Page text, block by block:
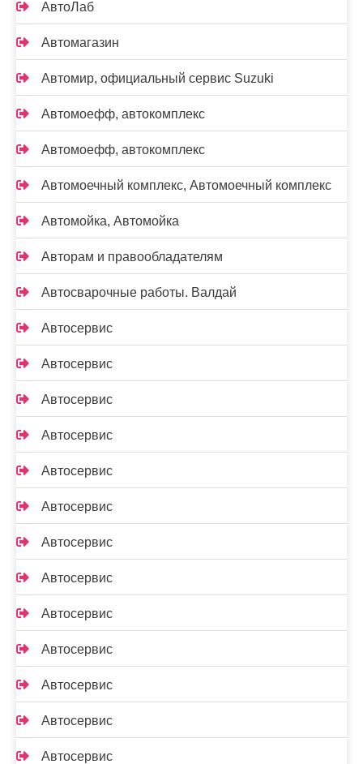
АвтоЛаб
Автомагазин
Автомир, официальный сервис Suzuki
Автомоефф, автокомплекс
Автомоефф, автокомплекс
Автомоечный комплекс, Автомоечный комплекс
Автомойка, Автомойка
Авторам и правообладателям
Автосварочные работы. Валдай
Автосервис
Автосервис
Автосервис
Автосервис
Автосервис
Автосервис
Автосервис
Автосервис
Автосервис
Автосервис
Автосервис
Автосервис
Автосервис